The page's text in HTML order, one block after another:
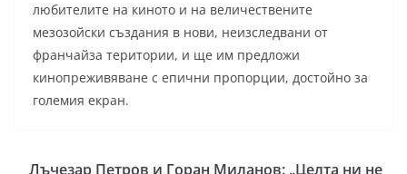
любителите на киното и на величествените
мезозойски създания в нови, неизследвани от
франчайза територии, и ще им предложи
кинопреживяване с епични пропорции, достойно за
големия екран.
Лъчезар Петров и Горан Миланов: „Целта ни не